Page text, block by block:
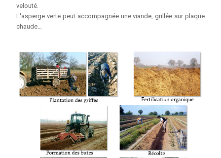
velouté.
L'asperge verte peut accompagnée une viande, grillée sur plaque
chaude…